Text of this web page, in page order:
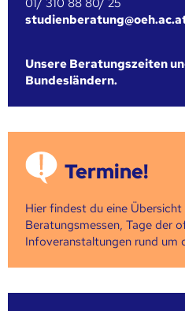
Unsere Beratungszeiten
Bundesländern.
Termine!
Hier findest du eine Übersicht
Beratungsmessen, Tage der
Infoveranstaltungen rund um